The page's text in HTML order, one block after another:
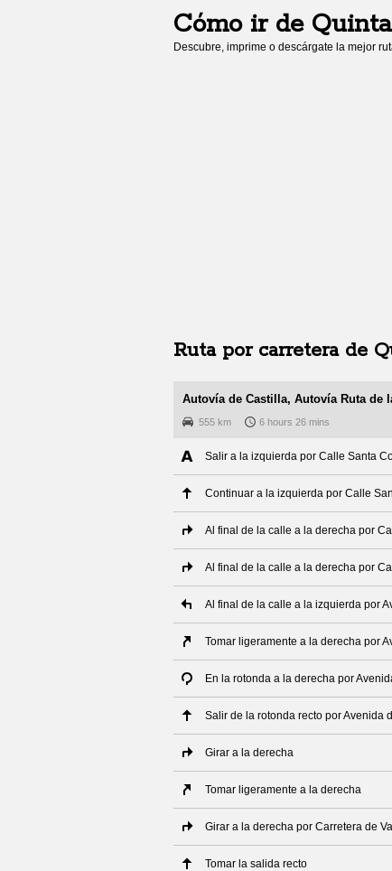
Cómo ir de
Descubre, imprime o descárgate la mejor
Ruta por carretera de
Autovía de Castilla, Autovía Ruta de
555 km 6 hours 26 mins
Salir a la izquierda por Calle Santa
Continuar a la izquierda por Calle
Al final de la calle a la derecha por
Al final de la calle a la derecha por
Al final de la calle a la izquierda por
Tomar ligeramente a la derecha por
En la rotonda a la derecha por
Salir de la rotonda recto por Avenida
Girar a la derecha
Tomar ligeramente a la derecha
Girar a la derecha por Carretera de
Tomar la salida recto